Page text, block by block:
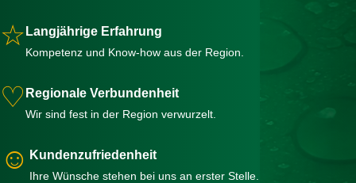
☆ Langjährige Erfahrung
Kompetenz und Know-how aus der Region.
♡ Regionale Verbundenheit
Wir sind fest in der Region verwurzelt.
☺ Kundenzufriedenheit
Ihre Wünsche stehen bei uns an erster Stelle.